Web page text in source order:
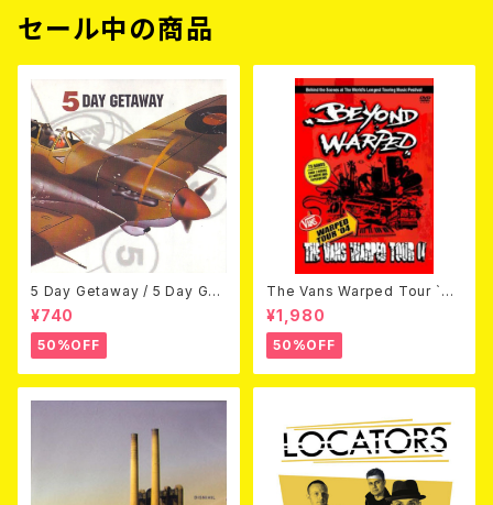
セール中の商品
5 Day Getaway / 5 Day Get
away (CDEP)
¥740
50%OFF
The Vans Warped Tour `04
Beyond Warped (国内盤DV
D)
¥1,980
50%OFF